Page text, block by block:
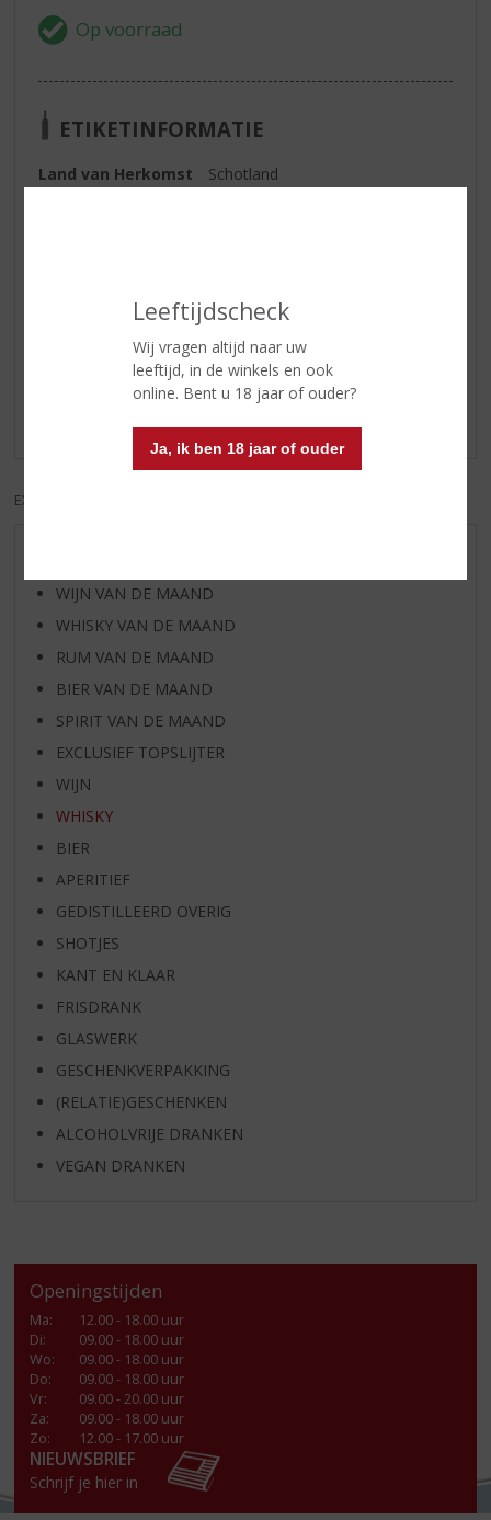
Leeftijdscheck
Wij vragen altijd naar uw
leeftijd, in de winkels en ook
online. Bent u 18 jaar of ouder?
Ja, ik ben 18 jaar of ouder
ETIKETINFORMATIE
Land van Herkomst
Schotland
Reviews
Schrijf een review
Er zijn nog geen reviews geplaatst voor dit product
EXCL. BTW
WIJN VAN DE MAAND
WHISKY VAN DE MAAND
RUM VAN DE MAAND
BIER VAN DE MAAND
SPIRIT VAN DE MAAND
EXCLUSIEF TOPSLIJTER
WIJN
WHISKY
BIER
APERITIEF
GEDISTILLEERD OVERIG
SHOTJES
KANT EN KLAAR
FRISDRANK
GLASWERK
GESCHENKVERPAKKING
(RELATIE)GESCHENKEN
ALCOHOLVRIJE DRANKEN
VEGAN DRANKEN
Openingstijden
Ma:
12.00 - 18.00 uur
Di:
09.00 - 18.00 uur
Wo:
09.00 - 18.00 uur
Do:
09.00 - 18.00 uur
Vr:
09.00 - 20.00 uur
Za:
09.00 - 18.00 uur
Zo:
12.00 - 17.00 uur
NIEUWSBRIEF
Schrijf je hier in